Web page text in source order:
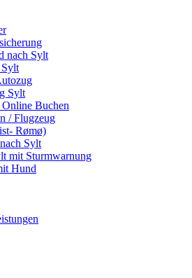
nach Sylt
Sylt
Sylt
Buchen
/ Flugzeug
Rømø)
Sylt
mit Sturmwarnung
Hund